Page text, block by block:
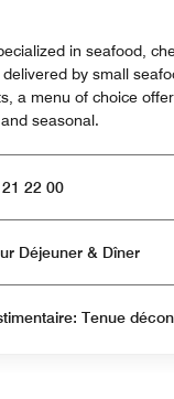
in seafood,
by small
a menu of choice
seasonal.
22 00
Ouvert pour Déjeuner & Dîner
Tenue